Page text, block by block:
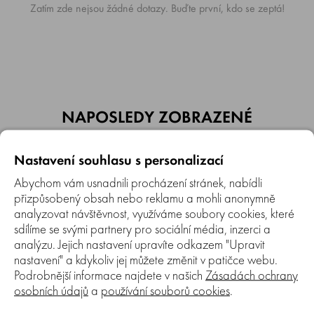
Zatím zde nejsou žádné dotazy. Buďte první, kdo se zeptá!
NAPOSLEDY ZOBRAZENÉ
0%
Porovnat
Držák bitů torzní MAKITA
Impact Black 60 mm
Nastavení souhlasu s personalizací
Abychom vám usnadnili procházení stránek, nabídli
přizpůsobený obsah nebo reklamu a mohli anonymně
analyzovat návštěvnost, využíváme soubory cookies, které
sdílíme se svými partnery pro sociální média, inzerci a
analýzu. Jejich nastavení upravíte odkazem "Upravit
nastavení" a kdykoliv jej můžete změnit v patičce webu.
Podrobnější informace najdete v našich Zásadách ochrany
osobních údajů a používání souborů cookies.